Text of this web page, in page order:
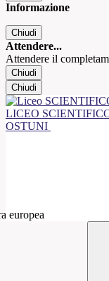
Informazione
Chiudi
Attendere...
Attendere il
Chiudi
Chiudi
LICEO
OSTUNI